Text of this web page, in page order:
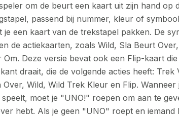
om de beurt een kaart uit zijn hand op
passend bij nummer, kleur of
je een kaart van de trekstapel pakken. De
de actiekaarten, zoals Wild, Sla Beurt
Om. Deze versie bevat ook een Flip-kaart
draait, die de volgende acties heeft: Trek
Over, Wild, Wild Trek Kleur en Flip. Wanneer
moet je "UNO!" roepen om aan te
hebt. Als je geen "UNO" roept en iemand